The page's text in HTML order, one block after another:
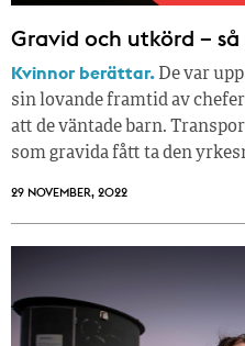
Gravid och utkörd –
Kvinnor berättar. De var
sin lovande framtid av
att de väntade barn.
som gravida fått ta den
29 NOVEMBER, 2022